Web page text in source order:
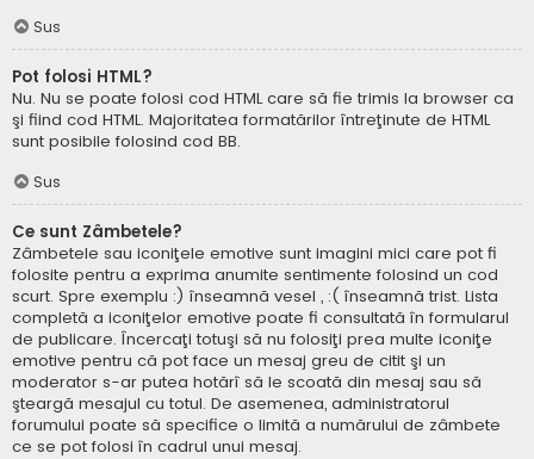
Sus
Pot folosi HTML?
Nu. Nu se poate folosi cod HTML care să fie trimis la browser ca
şi fiind cod HTML. Majoritatea formatărilor întreţinute de HTML
sunt posibile folosind cod BB.
Sus
Ce sunt Zâmbetele?
Zâmbetele sau iconiţele emotive sunt imagini mici care pot fi
folosite pentru a exprima anumite sentimente folosind un cod
scurt. Spre exemplu :) înseamnă vesel , :( înseamnă trist. Lista
completă a iconiţelor emotive poate fi consultată în formularul
de publicare. Încercaţi totuşi să nu folosiţi prea multe iconiţe
emotive pentru că pot face un mesaj greu de citit şi un
moderator s-ar putea hotărî să le scoată din mesaj sau să
şteargă mesajul cu totul. De asemenea, administratorul
forumului poate să specifice o limită a numărului de zâmbete
ce se pot folosi în cadrul unui mesaj.